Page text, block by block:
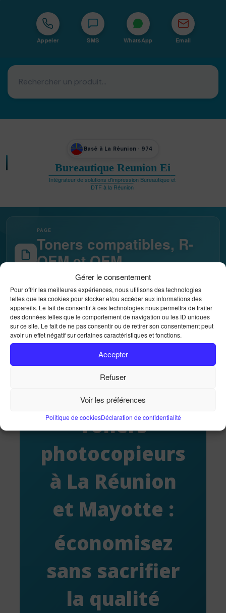
Gérer le consentement
Pour offrir les meilleures expériences, nous utilisons des technologies
telles que les cookies pour stocker et/ou accéder aux informations des
appareils. Le fait de consentir à ces technologies nous permettra de traiter
des données telles que le comportement de navigation ou les ID uniques
sur ce site. Le fait de ne pas consentir ou de retirer son consentement peut
avoir un effet négatif sur certaines caractéristiques et fonctions.
Accepter
Refuser
Voir les préférences
Politique de cookiesDéclaration de confidentialité
Appeler SMS WhatsApp Email
Basé à La Réunion · 974
Bureautique Reunion Ei
Intégrateur de solutions d'impression Bureautique et
DTF à la Réunion
PAGE
Toners compatibles, R-
OEM et OEM
BUREAUTIQUE RÉUNION ·
974 / 976
Toners
photocopieurs
à La Réunion
et Mayotte :
économisez
sans sacrifier
la qualité